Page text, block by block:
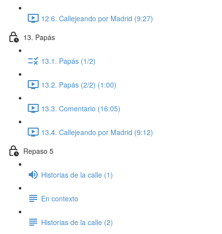
12.6. Callejeando por Madrid (9:27)
13. Papás
13.1. Papás (1/2)
13.2. Papás (2/2) (1:00)
13.3. Comentario (16:05)
13.4. Callejeando por Madrid (9:12)
Repaso 5
Historias de la calle (1)
En contexto
Historias de la calle (2)